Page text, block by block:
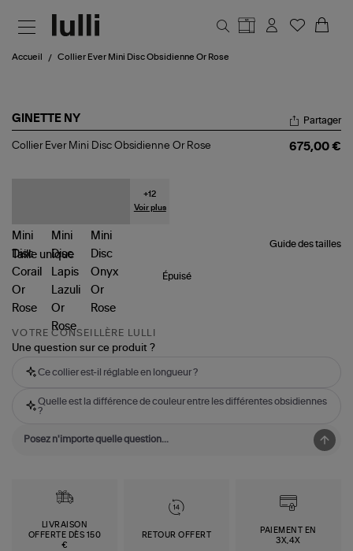
Accueil Collier Ever Mini Disc Obsidienne Or Rose
GINETTE NY
Collier
Partager
Collier Ever Mini Disc Obsidienne Or Rose 675,00 €
+12
Voir plus
Guide des tailles
Taille unique
Épuisé
VOTRE CONSEILLÈRE LULLI
Une question sur ce produit ?
Ce collier est-il réglable en longueur ?
Quelle est la différence de couleur entre les différentes obsidiennes
?
LIVRAISON
OFFERTE DÈS 150
€
RETOUR OFFERT
PAIEMENT EN
3X,4X